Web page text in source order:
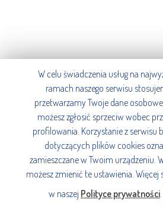
W celu świadczenia usług na
ramach naszego serwisu
przetwarzamy Twoje dane
możesz zgłosić sprzeciw wobec
profilowania. Korzystanie z serwisu
dotyczących plików cookies
zamieszczane w Twoim urządzeniu.
możesz zmienić te ustawienia. Więcej
w naszej Polityce prywatności.